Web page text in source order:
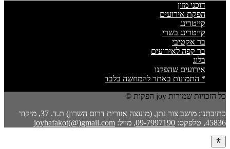
דוכני מזון
הפקת אירועים
קייטרינג
קייטרינג בשרי
בר אקטיבי
בר קפה לאירועים
בלוג
אירועים שהפקנו
* התמונות באתר להמחשה בלבד
כל הזכויות שמורות joy הפקות ©
כתובתנו: מושב צור נתן, (מועצה אזורית דרום השרון) ת.ד. 37, מיקוד
45836, טלפקס:
09-7997190, מייל: joyhafakot(@)gmail.com